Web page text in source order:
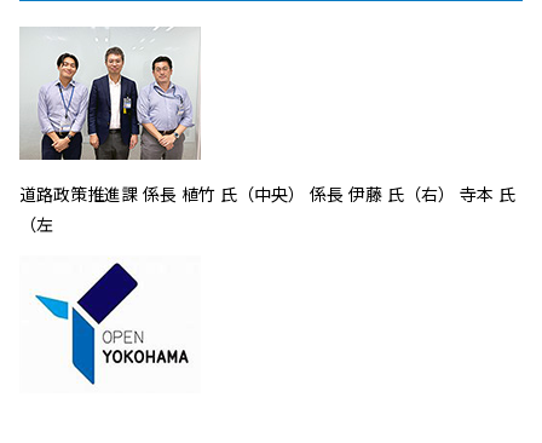
道路政策推進課 係長 植竹 氏（中央） 係長 伊藤 氏（右） 寺本 氏
（左